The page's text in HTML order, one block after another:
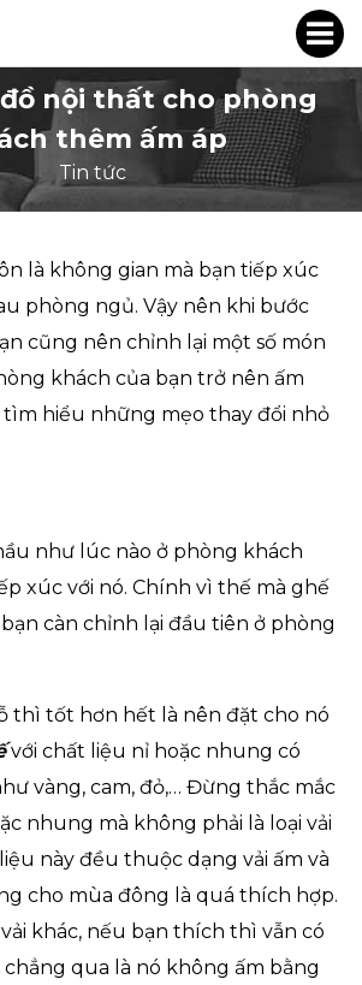
nội thất cho phòng
thêm ấm áp
Tin tức
là không gian mà bạn tiếp xúc
phòng ngủ. Vậy nên khi bước
cũng nên chỉnh lại một số món
khách của bạn trở nên ấm
hiểu những mẹo thay đổi nhỏ
như lúc nào ở phòng khách
xúc với nó. Chính vì thế mà ghế
bạn càn chỉnh lại đầu tiên ở phòng
thì tốt hơn hết là nên đặt cho nó
với chất liệu nỉ hoặc nhung có
vàng, cam, đỏ,… Đừng thắc mắc
nhung mà không phải là loại vải
này đều thuộc dạng vải ấm và
cho mùa đông là quá thích hợp.
khác, nếu bạn thích thì vẫn có
qua là nó không ấm bằng